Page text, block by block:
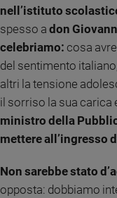
e
Volontariato
Diritti
Aziende
valore
Caso
della
Migranti
Diversità
nell’istituto
spesso a don
celebriamo: cosa
del sentimento
altri la tensione
il sorriso la sua carica
ministro della
mettere all’ingresso
Non sarebbe stato
opposta: dobbiamo